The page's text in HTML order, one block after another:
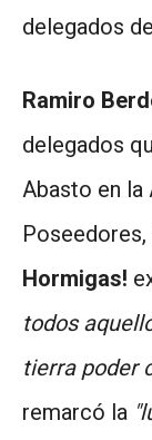
delegados
Ramiro
delegados
Abasto en
Hormigas!
todos
tierra poder
remarcó la